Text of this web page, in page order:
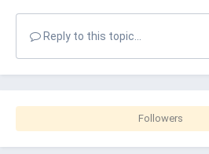
Reply to this topic...
Followers